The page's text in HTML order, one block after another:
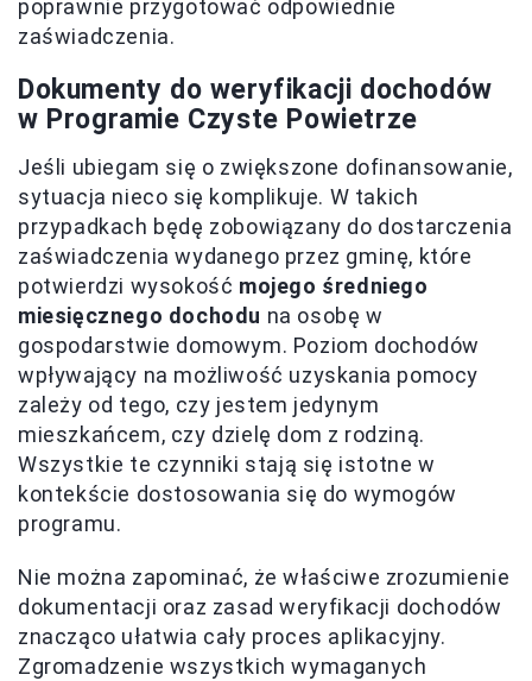
poprawnie przygotować odpowiednie
zaświadczenia.
Dokumenty do weryfikacji dochodów
w Programie Czyste Powietrze
Jeśli ubiegam się o zwiększone dofinansowanie,
sytuacja nieco się komplikuje. W takich
przypadkach będę zobowiązany do dostarczenia
zaświadczenia wydanego przez gminę, które
potwierdzi wysokość mojego średniego
miesięcznego dochodu na osobę w
gospodarstwie domowym. Poziom dochodów
wpływający na możliwość uzyskania pomocy
zależy od tego, czy jestem jedynym
mieszkańcem, czy dzielę dom z rodziną.
Wszystkie te czynniki stają się istotne w
kontekście dostosowania się do wymogów
programu.
Nie można zapominać, że właściwe zrozumienie
dokumentacji oraz zasad weryfikacji dochodów
znacząco ułatwia cały proces aplikacyjny.
Zgromadzenie wszystkich wymaganych